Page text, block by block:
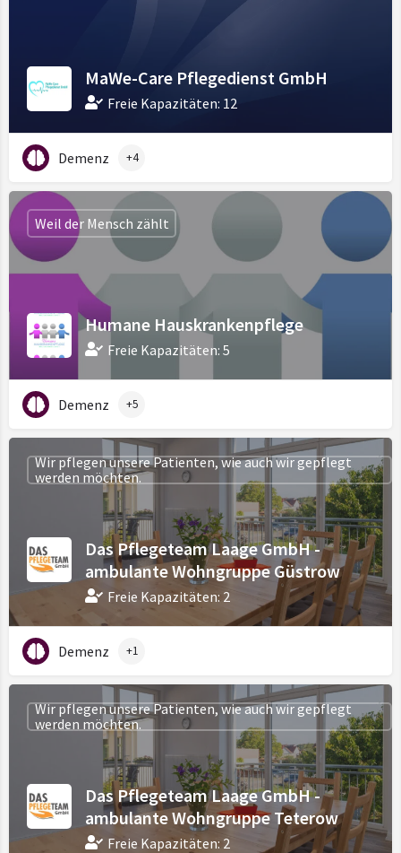
MaWe-Care Pflegedienst GmbH
Freie Kapazitäten: 12
Demenz +4
Humane Hauskrankenpflege
Freie Kapazitäten: 5
Weil der Mensch zählt
Demenz +5
Das Pflegeteam Laage GmbH -
ambulante Wohngruppe Güstrow
Freie Kapazitäten: 2
Wir pflegen unsere Patienten, wie auch wir gepflegt
werden möchten.
Demenz +1
Das Pflegeteam Laage GmbH -
ambulante Wohngruppe Teterow
Freie Kapazitäten: 2
Wir pflegen unsere Patienten, wie auch wir gepflegt
werden möchten.